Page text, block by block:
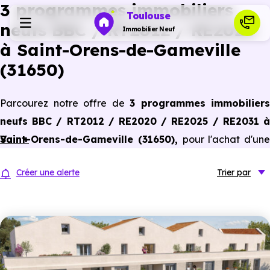
Toulouse
Immobilier Neuf
Programmes neufs
Ressources
Financer
3 programmes immobiliers
neufs BBC / RT2012 / RE2020
à Saint-Orens-de-Gameville
(31650)
Parcourez notre offre de 3 programmes immobiliers
neufs BBC / RT2012 / RE2020 / RE2025 / RE2031 à
Saint-Orens-de-Gameville (31650), pour l'achat d'une
conforme aux dernières normes de performances
Voir +
Créer une alerte Trier par